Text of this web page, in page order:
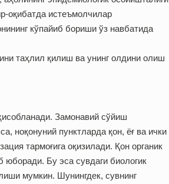
оқибатда истеъмолчилар
кўпайиб бориши ўз навбатида
таҳлил қилиш ва унинг олдини олиш
Замонавий сўйиш
ноқонуний пунктларда қон, ёғ ва ички
тармоғига оқизилади. Қон органик
Бу эса сувдаги биологик
мумкин. Шунинг­дек, сувнинг